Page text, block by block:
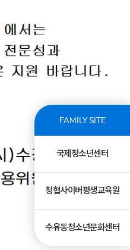
FAMILY SITE
국제청소년센터
청협사이버평생교육원
수유동청소년문화센터